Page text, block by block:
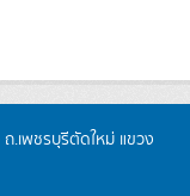
.เพชรบุรีตัดใหม่ แขวง